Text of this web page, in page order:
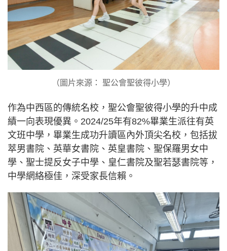
（圖片來源： 聖公會聖彼得小學）
作為中西區的傳統名校，聖公會聖彼得小學的升中成
績一向表現優異。2024/25年有82%畢業生派往有英
文班中學，畢業生成功升讀區內外頂尖名校，包括拔
萃男書院、英華女書院、英皇書院、聖保羅男女中
學、聖士提反女子中學、皇仁書院及聖若瑟書院等，
中學網絡極佳，深受家長信賴。